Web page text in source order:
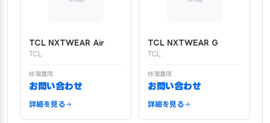
TCL NXTWEAR Air
TCL
修理費用
お問い合わせ
詳細を見る
TCL NXTWEAR G
TCL
修理費用
お問い合わせ
詳細を見る